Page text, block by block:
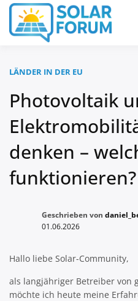
Zum
Inhalt
springen
LÄNDER IN DER EU
Photovoltaik
denken –
funktionieren?
Geschrieben von
01.06.2026
Hallo liebe Solar-Community,
als langjähriger Betreiber von
möchte ich heute meine